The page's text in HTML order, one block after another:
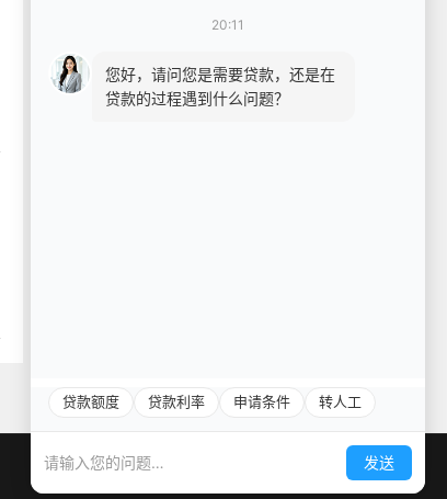
20:11
您好，请问您是需要贷款，还是在
贷款的过程遇到什么问题？
贷款额度 贷款利率 申请条件 转人工
发送